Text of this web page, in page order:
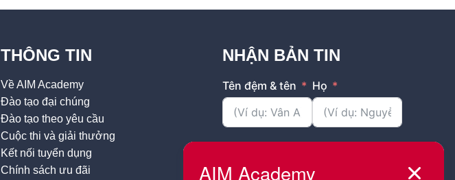
THÔNG TIN
Về AIM Academy
Đào tạo đại chúng
Đào tạo theo yêu cầu
Cuộc thi và giải thưởng
Kết nối tuyển dụng
Chính sách ưu đãi
NHẬN BẢN TIN
Tên đệm & tên Họ